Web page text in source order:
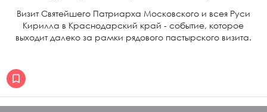
Визит Святейшего Патриарха Московского и всея Руси
Кирилла в Краснодарский край - событие, которое
выходит далеко за рамки рядового пастырского визита.